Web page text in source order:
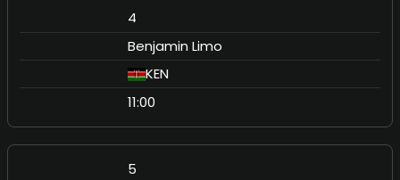
4
Benjamin Limo
KEN
11:00
5